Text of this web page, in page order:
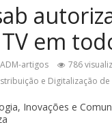
em
ADM-artigos 786
e Digitalização de
Inovações e